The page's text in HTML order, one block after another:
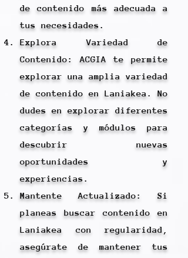
de contenido más adecuada a
tus necesidades.
Explora Variedad de
Contenido: ACGIA te permite
explorar una amplia variedad
de contenido en Laniakea. No
dudes en explorar diferentes
categorías y módulos para
descubrir nuevas
oportunidades y
experiencias.
Mantente Actualizado: Si
planeas buscar contenido en
Laniakea con regularidad,
asegúrate de mantener tus